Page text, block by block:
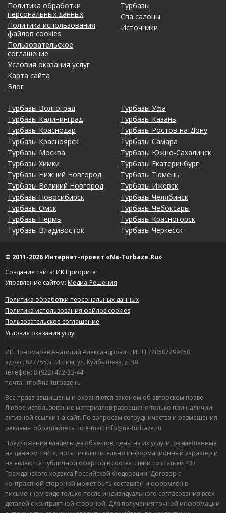
Политика обработки
персональных данных
Политика использования
файлов cookies
Пользовательское
соглашение
Условия оказания услуг
Карта сайта
Блог
Турбазы
Спа салоны
Источники
Турбазы Волгоград
Турбазы Калининград
Турбазы Краснодар
Турбазы Красноярск
Турбазы Москва
Турбазы Химки
Турбазы Нижний Новгород
Турбазы Великий Новгород
Турбазы Новосибирск
Турбазы Омск
Турбазы Пермь
Турбазы Владивосток
Турбазы Уфа
Турбазы Казань
Турбазы Ростов-на-Дону
Турбазы Самара
Турбазы Южно-Сахалинск
Турбазы Екатеринбург
Турбазы Тюмень
Турбазы Ижевск
Турбазы Челябинск
Турбазы Чебоксары
Турбазы Красногорск
Турбазы Черкесск
© 2011-2026 Интернет-проект «Na-Turbaze.Ru»
Создание сайта: ИК Приоритет
Управление сайтом: Медиа-Решения
Политика обработки персональных данных
Политика использования файлов cookies
Пользовательское соглашение
Условия оказания услуг
ИП Пономарев Анатолий Александрович, ИНН 720507299750,
адрес: 627755, г. Ишим, ул. Куйбышева, д. 58
телефон: 8 (922) 472-33-44
почта: info@na-turbaze.ru
Все права защищены и охраняются законом об авторском праве.
Любое использование материалов разрешено только при наличии
активной ссылки на сайт. По вопросам сотрудничества и размещения
рекламы обращайтесь по e-mail: info@na-turbaze.ru
Предложения владельцев объектов, цены на их услуги, размещенные
на данном сайте, носят исключительно информационный характер и
не являются публичной офертой в соответствии со статьей 437
Гражданского кодекса Российской Федерации. Договор с
контрактной стороной может быть составлен и оформлен в
письменном виде только после индивидуального согласования всех
деталей с контрактной стороной. Для получения точной информации